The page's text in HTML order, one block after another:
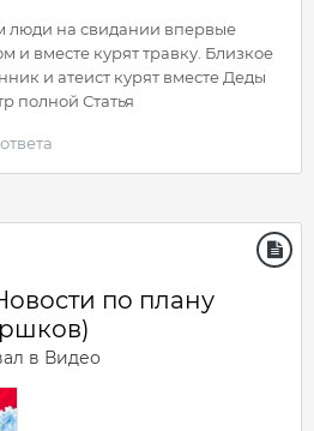
люди на свидании впервые
и вместе курят травку. Близкое
и атеист курят вместе Деды
полной Статья
по плану
в Видео